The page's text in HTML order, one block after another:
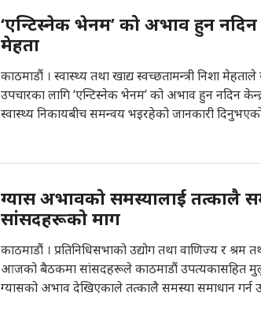
‘एन्टिस्नेक भेनम’ को अभाव हुन नदिन
मेहता
काठमाडौं । स्वास्थ्य तथा खाद्य स्वच्छतामन्त्री निशा
उपचारका लागि ‘एन्टिस्नेक भेनम’ को अभाव हुन नदिन
स्वास्थ्य निकायबीच समन्वय भइरहेको जानकारी
ग्यास अभावको समस्यालाई तत्कालै
सांसदहरूको माग
काठमाडौं । प्रतिनिधिसभाको उद्योग तथा वाणिज्य र श्रम
आजको बैठकमा सांसदहरूले काठमाडौं उपत्यकासहित
ग्यासको अभाव देखिएकाले तत्कालै समस्या समाधान गर्न